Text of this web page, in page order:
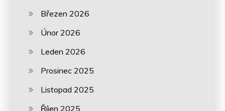
Březen 2026
Únor 2026
Leden 2026
Prosinec 2025
Listopad 2025
Říjen 2025